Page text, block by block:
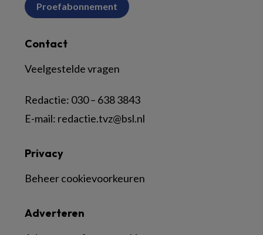
Proefabonnement
Contact
Veelgestelde vragen
Redactie: 030 – 638 3843
E-mail: redactie.tvz@bsl.nl
Adverteren
Privacy
Beheer cookievoorkeuren